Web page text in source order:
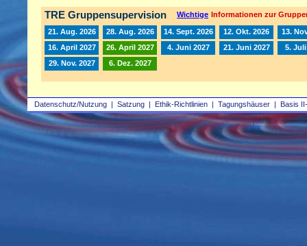
Datenschutz/Nutzung | Satzung | Ethik-Richtlinien | Tagungshäuser | Basis
TRE Gruppensupervision Wichtige Informationen zur
21. Aug. 2026 28. Aug. 2026 14. Sept. 2026 12. Okt. 2026
13.
16. April 2027
26. April 2027 4. Juni 2027 21. Juni 2027
5. Juli
29. Nov. 2027
6. Dez. 2027